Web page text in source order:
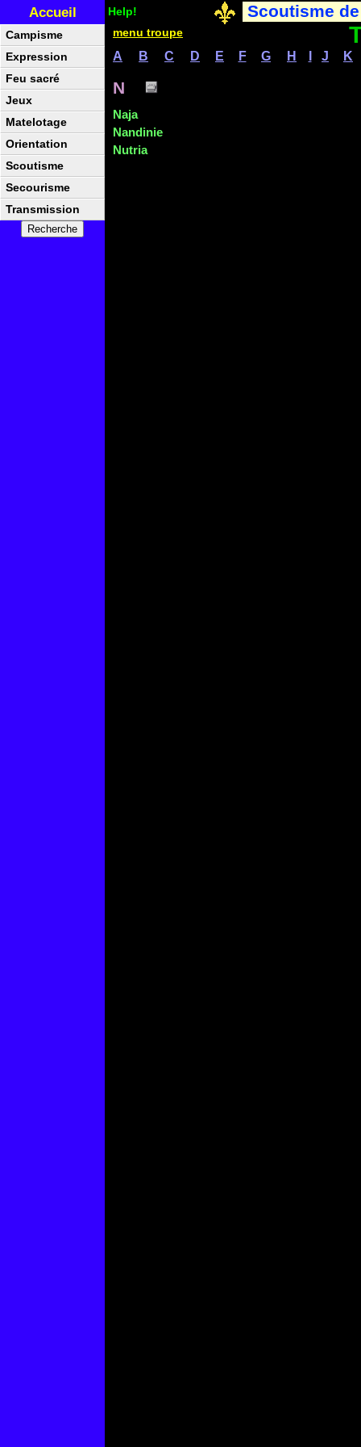
Accueil Help! Scoutisme
menu troupe
A B C D E F G H J K
N
Naja
Nandinie
Nutria
Campisme
Expression
Feu sacré
Jeux
Matelotage
Orientation
Scoutisme
Secourisme
Transmission